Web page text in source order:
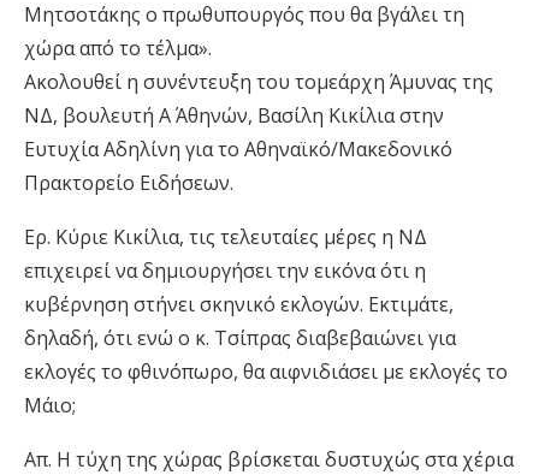
Μητσοτάκης ο πρωθυπουργός που θα βγάλει τη
χώρα από το τέλμα».
Ακολουθεί η συνέντευξη του τομεάρχη Άμυνας της
ΝΔ, βουλευτή Α΄ Αθηνών, Βασίλη Κικίλια στην
Ευτυχία Αδηλίνη για το Αθηναϊκό/Μακεδονικό
Πρακτορείο Ειδήσεων.
Ερ. Κύριε Κικίλια, τις τελευταίες μέρες η ΝΔ
επιχειρεί να δημιουργήσει την εικόνα ότι η
κυβέρνηση στήνει σκηνικό εκλογών. Εκτιμάτε,
δηλαδή, ότι ενώ ο κ. Τσίπρας διαβεβαιώνει για
εκλογές το φθινόπωρο, θα αιφνιδιάσει με εκλογές το
Μάιο;
Απ. Η τύχη της χώρας βρίσκεται δυστυχώς στα χέρια